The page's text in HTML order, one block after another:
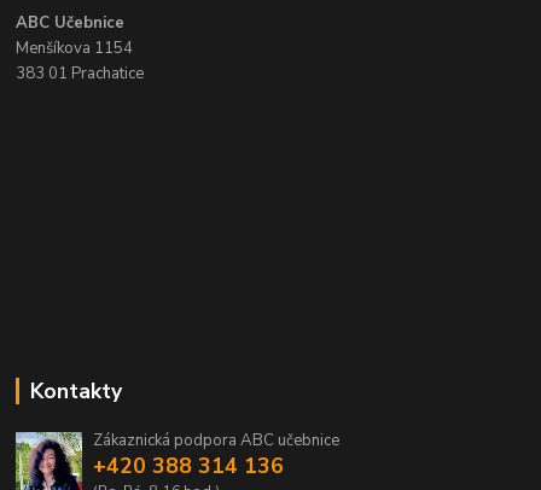
ABC Učebnice
Menšíkova 1154
383 01 Prachatice
Kontakty
Zákaznická podpora ABC učebnice
+420 388 314 136